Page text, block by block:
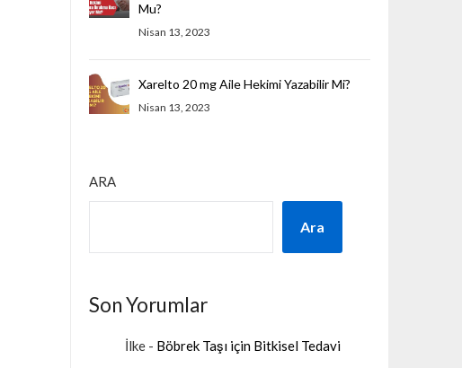
Mu?
Nisan 13, 2023
Xarelto 20 mg Aile Hekimi Yazabilir Mi?
Nisan 13, 2023
ARA
Ara
Son Yorumlar
İlke- Böbrek Taşı için Bitkisel Tedavi